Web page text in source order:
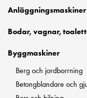
Anläggningsmaskiner
Bodar, vagnar,
Byggmaskiner
Berg och jordborrning
Betongblandare och